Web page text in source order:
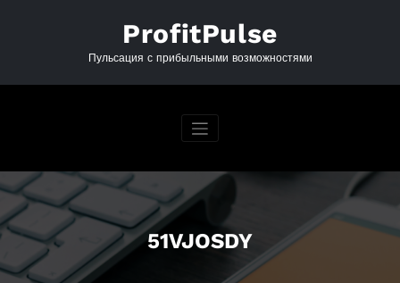
ProfitPulse
Пульсация с прибыльными возможностями
51VJOSDY